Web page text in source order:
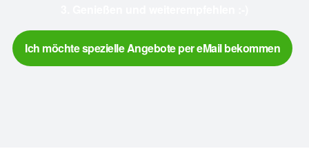
Ich möchte spezielle Angebote per eMail bekommen